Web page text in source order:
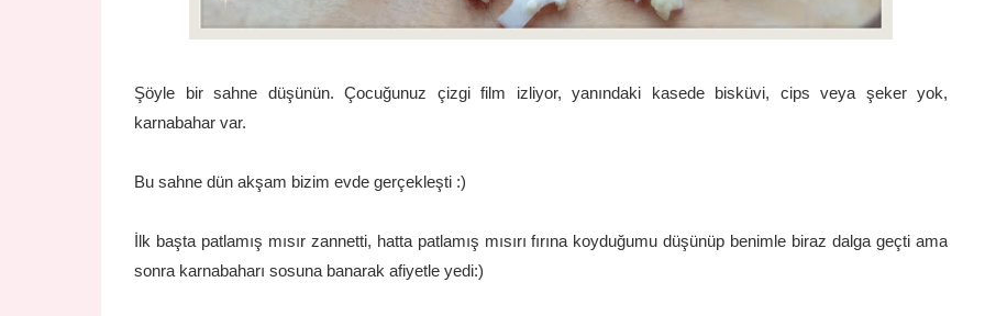
Şöyle bir sahne düşünün. Çocuğunuz çizgi film izliyor, yanındaki kasede bisküvi, cips veya şeker yok,
karnabahar var.
Bu sahne dün akşam bizim evde gerçekleşti :)
İlk başta patlamış mısır zannetti, hatta patlamış mısırı fırına koyduğumu düşünüp benimle biraz dalga geçti ama
sonra karnabaharı sosuna banarak afiyetle yedi:)